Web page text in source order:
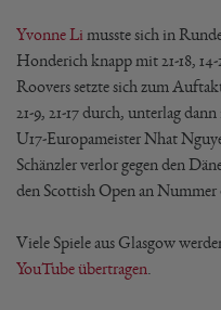
Yvonne Li musste sich in
Honderich knapp mit 21-18, 14-
Roovers setzte sich zum
21-9, 21-17 durch, unterlag
U17-Europameister Nhat
Schänzler verlor gegen den
den Scottish Open an Nummer
Viele Spiele aus Glasgow
YouTube übertragen